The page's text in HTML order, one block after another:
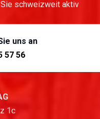
schweizweit aktiv
uns an
57 56
1c